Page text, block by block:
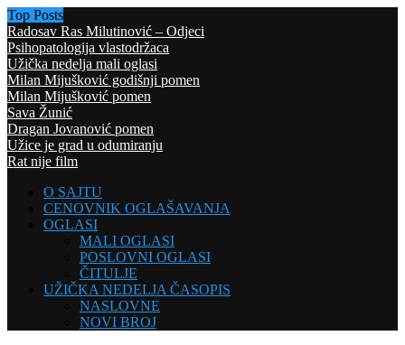
Top Posts
Radosav Ras Milutinović – Odjeci
Psihopatologija vlastodržaca
Užička nedelja mali oglasi
Milan Mijušković godišnji pomen
Milan Mijušković pomen
Sava Žunić
Dragan Jovanović pomen
Užice je grad u odumiranju
Rat nije film
O SAJTU
CENOVNIK OGLAŠAVANJA
OGLASI
MALI OGLASI
POSLOVNI OGLASI
ČITULJE
UŽIČKA NEDELJA ČASOPIS
NASLOVNE
NOVI BROJ